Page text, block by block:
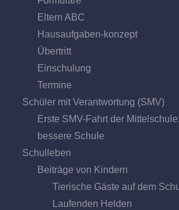
Eltern ABC
Hausaufgaben-konzept
Übertritt
Einschulung
Termine
Schüler mit Verantwortung (SMV)
Erste SMV-Fahrt der
bessere Schule
Schulleben
Beiträge von Kindern
Tierische Gäste auf dem
Laufenden Helden